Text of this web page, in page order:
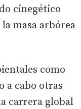
cinegético
masa arbórea
como
a cabo otras
carrera global